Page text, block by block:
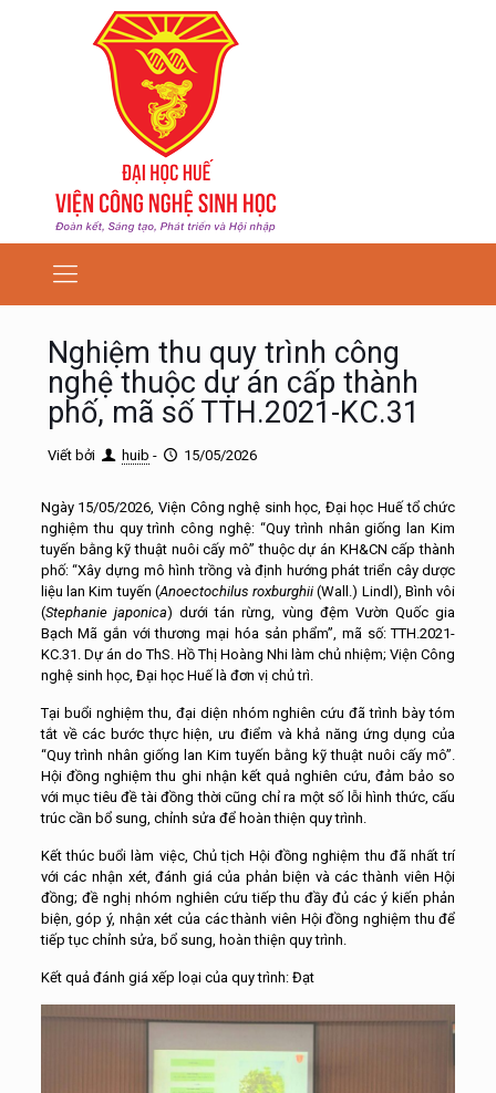
Nghiệm thu quy trình công
nghệ thuộc dự án cấp thành
phố, mã số TTH.2021-KC.31
Viết bởi huib - 15/05/2026
Ngày 15/05/2026, Viện Công nghệ sinh học, Đại học Huế tổ chức
nghiệm thu quy trình công nghệ: “Quy trình nhân giống lan Kim
tuyến bằng kỹ thuật nuôi cấy mô” thuộc dự án KH&CN cấp thành
phố: “Xây dựng mô hình trồng và định hướng phát triển cây dược
liệu lan Kim tuyến (Anoectochilus roxburghii (Wall.) Lindl), Bình vôi
(Stephanie japonica) dưới tán rừng, vùng đệm Vườn Quốc gia
Bạch Mã gắn với thương mại hóa sản phẩm”, mã số: TTH.2021-
KC.31. Dự án do ThS. Hồ Thị Hoàng Nhi làm chủ nhiệm; Viện Công
nghệ sinh học, Đại học Huế là đơn vị chủ trì.
Tại buổi nghiệm thu, đại diện nhóm nghiên cứu đã trình bày tóm
tắt về các bước thực hiện, ưu điểm và khả năng ứng dụng của
“Quy trình nhân giống lan Kim tuyến bằng kỹ thuật nuôi cấy mô”.
Hội đồng nghiệm thu ghi nhận kết quả nghiên cứu, đảm bảo so
với mục tiêu đề tài đồng thời cũng chỉ ra một số lỗi hình thức, cấu
trúc cần bổ sung, chỉnh sửa để hoàn thiện quy trình.
Kết thúc buổi làm việc, Chủ tịch Hội đồng nghiệm thu đã nhất trí
với các nhận xét, đánh giá của phản biện và các thành viên Hội
đồng; đề nghị nhóm nghiên cứu tiếp thu đầy đủ các ý kiến phản
biện, góp ý, nhận xét của các thành viên Hội đồng nghiệm thu để
tiếp tục chỉnh sửa, bổ sung, hoàn thiện quy trình.
Kết quả đánh giá xếp loại của quy trình: Đạt